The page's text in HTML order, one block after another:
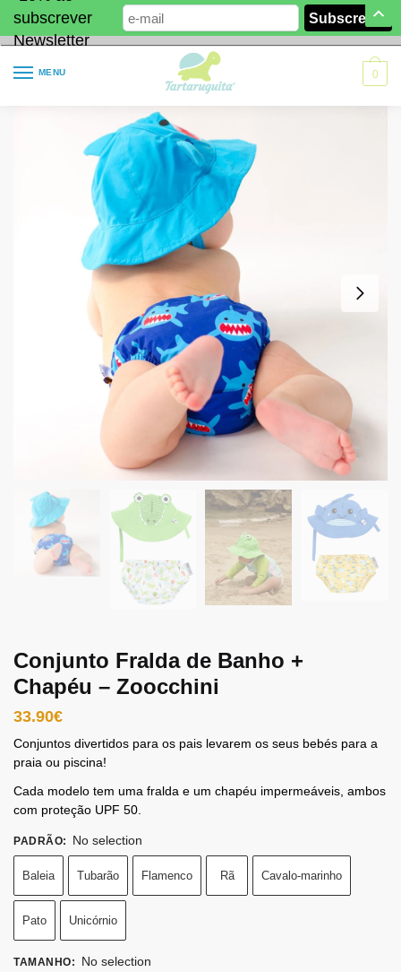
subscrever
Newsletter
MENU 0
Conjunto Fralda de Banho +
Chapéu – Zoocchini
33.90€
Conjuntos divertidos para os pais levarem os seus bebés para a
praia ou piscina!
Cada modelo tem uma fralda e um chapéu impermeáveis, ambos
com proteção UPF 50.
PADRÃO: No selection
Baleia Tubarão Flamenco Rã Cavalo-marinho
Pato Unicórnio
TAMANHO: No selection